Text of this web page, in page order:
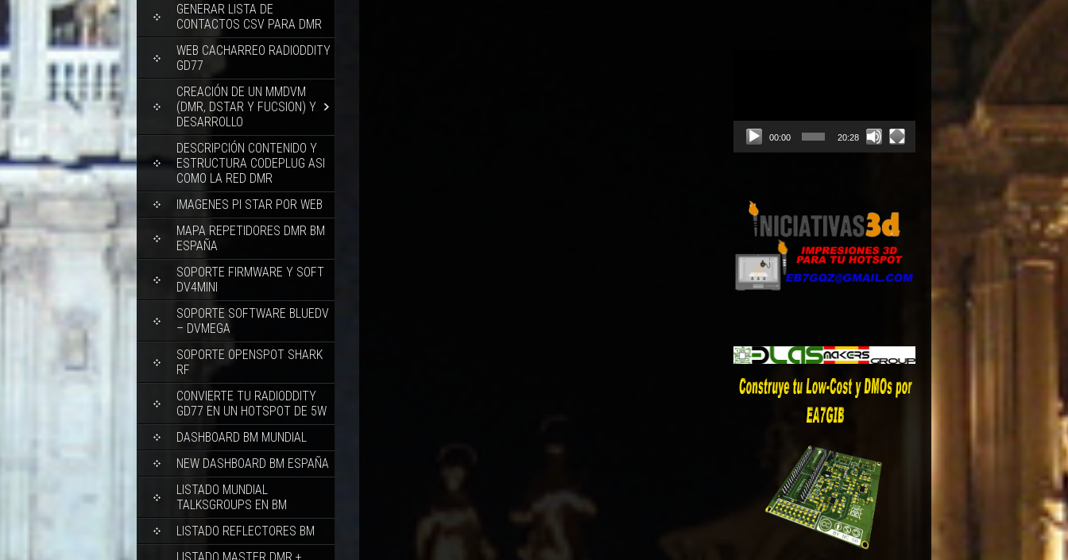
GENERAR LISTA DE
CONTACTOS CSV PARA DMR
WEB CACHARREO RADIODDITY
GD77
CREACIÓN DE UN MMDVM
(DMR, DSTAR Y FUCSION) Y
DESARROLLO
DESCRIPCIÓN CONTENIDO Y
ESTRUCTURA CODEPLUG ASI
COMO LA RED DMR
IMAGENES PI STAR POR WEB
MAPA REPETIDORES DMR BM
ESPAÑA
SOPORTE FIRMWARE Y SOFT
DV4MINI
SOPORTE SOFTWARE BLUEDV
– DVMEGA
SOPORTE OPENSPOT SHARK
RF
CONVIERTE TU RADIODDITY
GD77 EN UN HOTSPOT DE 5W
DASHBOARD BM MUNDIAL
NEW DASHBOARD BM ESPAÑA
LISTADO MUNDIAL
TALKSGROUPS EN BM
LISTADO REFLECTORES BM
LISTADO MASTER DMR +
00:00 20:28